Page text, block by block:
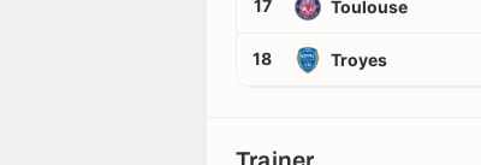
17 Toulouse
18 Troyes